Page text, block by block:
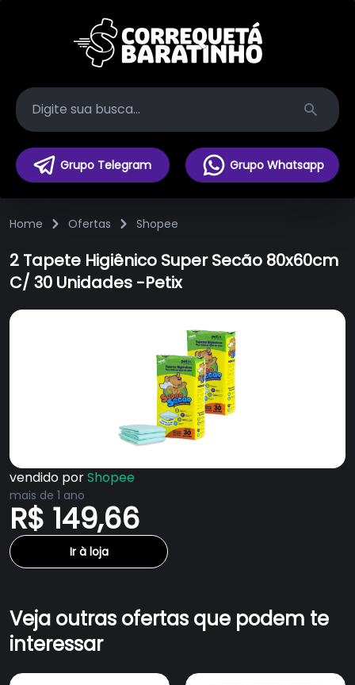
Search
Grupo Telegram Grupo Whatsapp
Home Ofertas Shopee
2 Tapete Higiênico Super Secão 80x60cm
C/ 30 Unidades -Petix
vendido porShopee
mais de 1 ano
R$ 149,66
Ir à loja
Veja outras ofertas que podem te
interessar